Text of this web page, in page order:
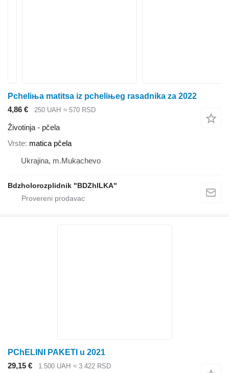
Pcheliњa matitsa iz pcheliњeg rasadnika za 2022
4,86 €
250 UAH ≈ 570 RSD
Životinja - pčela
Vrste matica pčela
Ukrajina, m.Mukachevo
Bdzholorozplidnik "BDZhILKA"
PChELINI PAKETI u 2021
29,15 €
1.500 UAH ≈ 3.422 RSD